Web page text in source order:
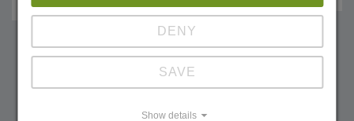
Succow & Knapp Seminar 2026
DENY
SAVE
Show details